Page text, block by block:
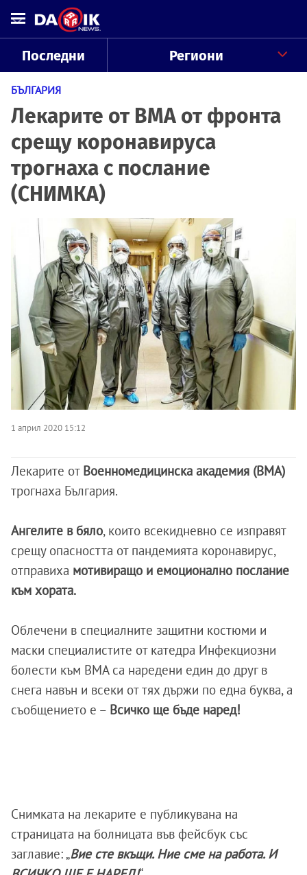
Последни Региони
БЪЛГАРИЯ
Лекарите от ВМА от фронта
срещу коронавируса
трогнаха с послание
(СНИМКА)
1 април 2020 15:12
Лекарите от Военномедицинска академия (ВМА)
трогнаха България.
Ангелите в бяло, които всекидневно се изправят
срещу опасността от пандемията коронавирус,
отправиха мотивиращо и емоционално послание
към хората.
Облечени в специалните защитни костюми и
маски специалистите от катедра Инфекциозни
болести към ВМА са наредени един до друг в
снега навън и всеки от тях държи по една буква, а
съобщението е – Всичко ще бъде наред!
Снимката на лекарите е публикувана на
страницата на болницата във фейсбук със
заглавие: „Вие сте вкъщи. Ние сме на работа. И